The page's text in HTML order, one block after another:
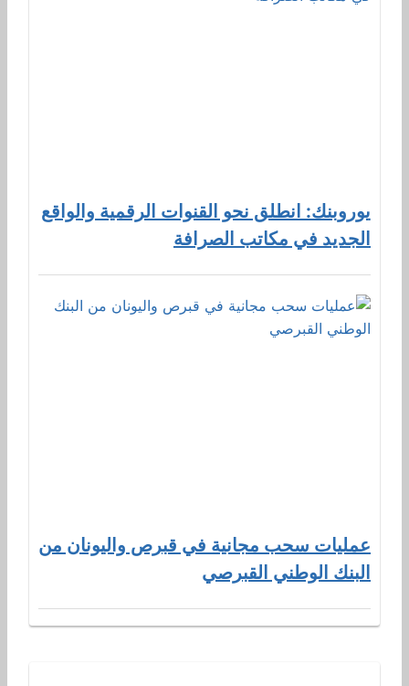
يوروبنك: انطلق نحو القنوات الرقمية والواقع
الجديد في مكاتب الصرافة
عمليات سحب مجانية في قبرص واليونان من
البنك الوطني القبرصي